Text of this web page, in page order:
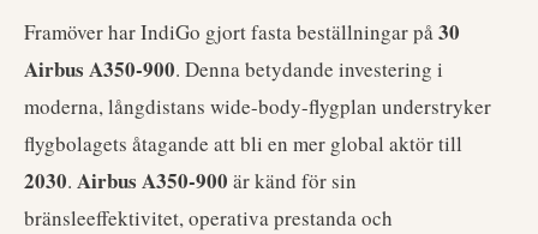
Framöver har IndiGo gjort fasta beställningar på30
Airbus A350-900. Denna betydande investering i
moderna, långdistans wide-body-flygplan understryker
flygbolagets åtagande att bli en mer global aktör till
2030. Airbus A350-900 är känd för sin
bränsleeffektivitet, operativa prestanda och